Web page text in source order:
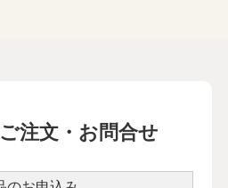
注文・お問合せ